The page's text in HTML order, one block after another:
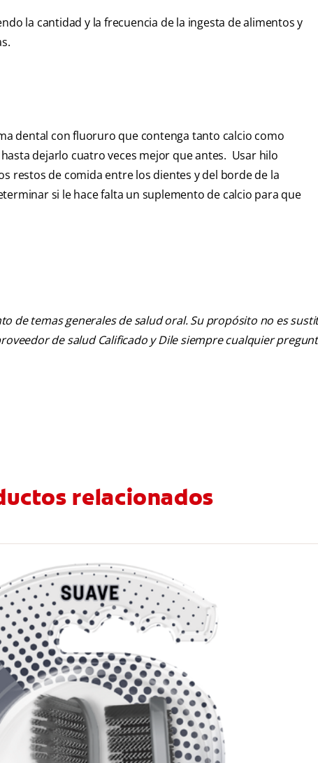
la cantidad y la frecuencia de la ingesta de alimentos y
dental con fluoruro que contenga tanto calcio como
dejarlo cuatro veces mejor que antes. Usar hilo
restos de comida entre los dientes y del borde de la
si le hace falta un suplemento de calcio para que
de temas generales de salud oral. Su propósito no es
de salud Calificado y Dile siempre cualquier
relacionados